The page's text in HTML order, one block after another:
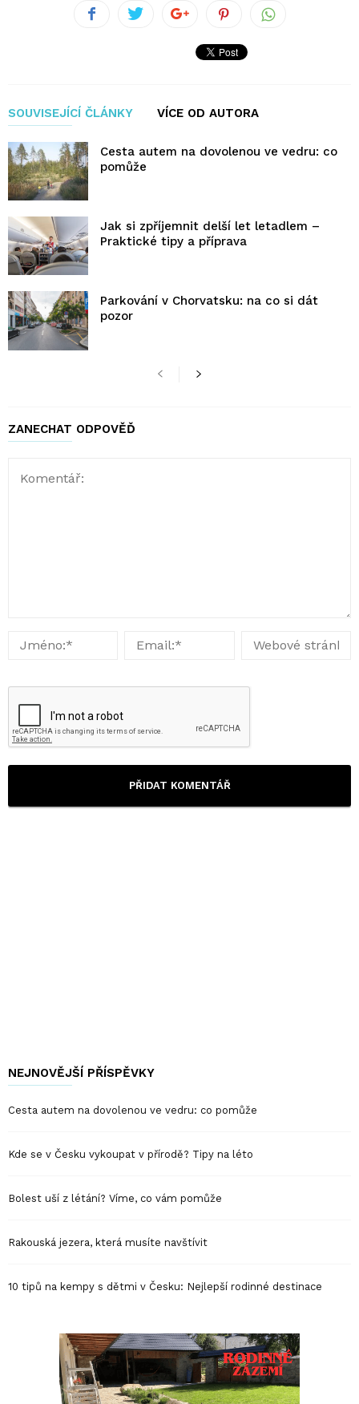
SOUVISEJÍCÍ ČLÁNKY VÍCE OD AUTORA
Cesta autem na dovolenou ve vedru: co
pomůže
Jak si zpříjemnit delší let letadlem –
Praktické tipy a příprava
Parkování v Chorvatsku: na co si dát
pozor
ZANECHAT ODPOVĚĎ
NEJNOVĚJŠÍ PŘÍSPĚVKY
Cesta autem na dovolenou ve vedru: co pomůže
Kde se v Česku vykoupat v přírodě? Tipy na léto
Bolest uší z létání? Víme, co vám pomůže
Rakouská jezera, která musíte navštívit
10 tipů na kempy s dětmi v Česku: Nejlepší rodinné destinace